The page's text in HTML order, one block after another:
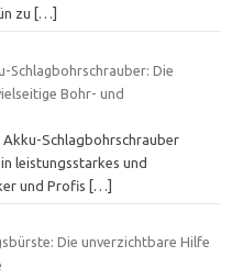
zu
[…]
Schlagbohrschrauber: Die
Bohr- und
Akku-Schlagbohrschrauber
leistungsstarkes und
und Profis
[…]
Die unverzichtbare Hilfe